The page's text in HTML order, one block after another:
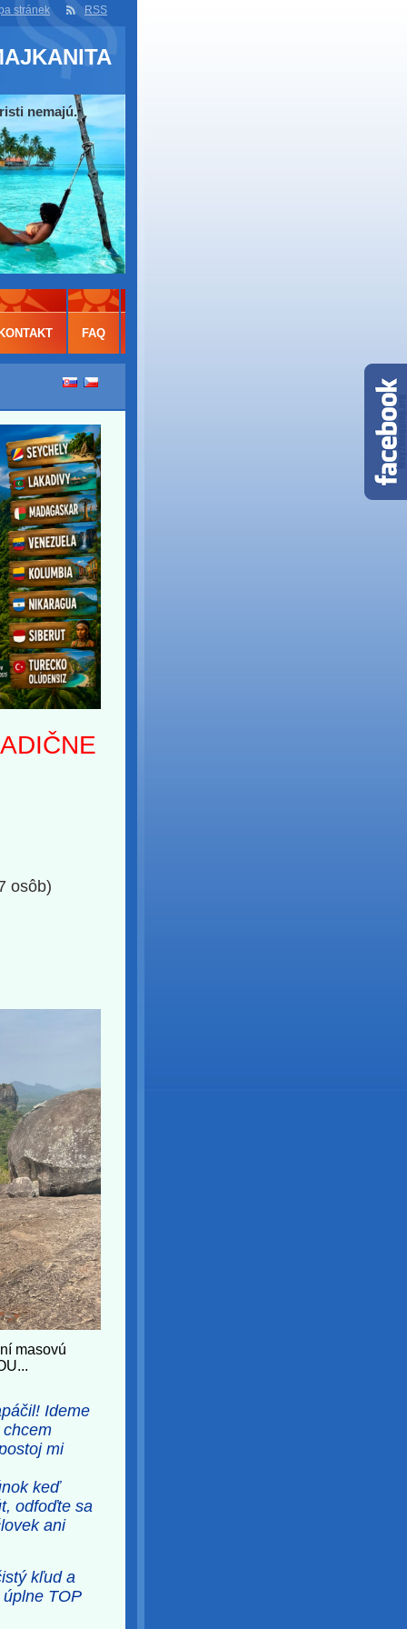
stránek RSS
nemajú.
osôb)
masovú
Ideme
mi
keď
odfoďte sa
ani
kľud a
TOP
FAQ